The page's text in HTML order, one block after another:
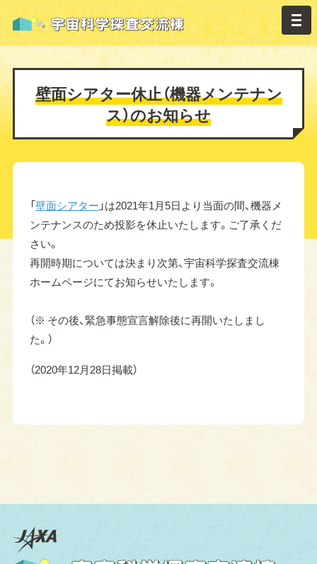
壁面シアター休止（機器メンテナン
ス）のお知らせ
「壁面シアター 」は2021年1月5日より当面の間、機器メ
ンテナンスのため投影を休止いたします。ご了承くだ
さい。
再開時期については決まり次第、宇宙科学探査交流棟
ホームページにてお知らせいたします。
（※ その後、緊急事態宣言解除後に再開いたしまし
た。）
（2020年12月28日掲載）